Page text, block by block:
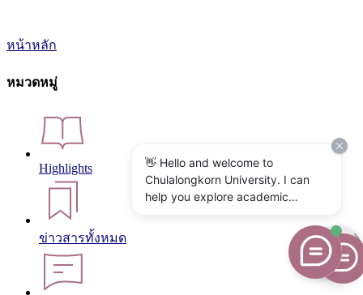
หน้าหลัก
หมวดหมู่
Highlights
ข่าวสารทั้งหมด
👋 Hello and welcome to
Chulalongkorn University. I can
help you explore academic